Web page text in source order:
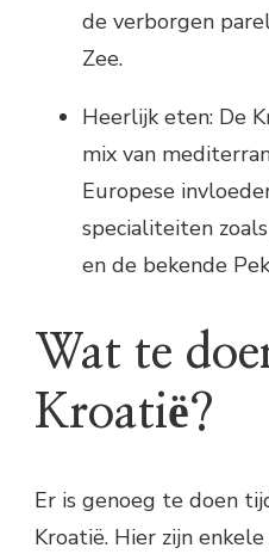
de verborgen
Zee.
Heerlijk eten: De
mix van
Europese
specialiteiten
en de bekende
Wat te
Kroatië?
Er is genoeg te doen
Kroatië. Hier zijn